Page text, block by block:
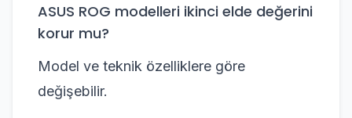
ASUS ROG modelleri ikinci elde değerini
korur mu?
Model ve teknik özelliklere göre
değişebilir.